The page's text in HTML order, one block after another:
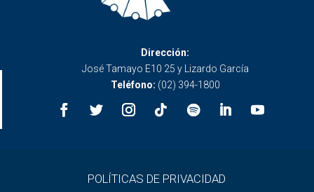
Dirección:
José Tamayo E10 25 y Lizardo García
Teléfono: (02) 394-1800
POLÍTICAS DE PRIVACIDAD